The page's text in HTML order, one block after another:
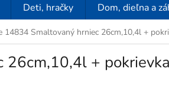
Deti, hračky Dom, dieľna a
14834 Smaltovaný hrniec 26cm,10,4l +
+